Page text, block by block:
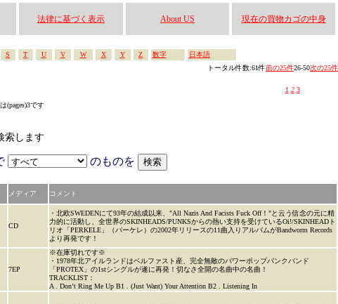
法律に基づく表示 About US 現在の買物カゴの中身
S T U V W X Y Z 数字
日本語
トータル件数:61件前の25件26-50次の25件
1 2 3
(pages)3です
索します
のものを
メディア コメント
CD
・北欧SWEDENにて93年の結成以来、"All Nazis And Facists Fuck Off！"と云う信念の元に精
力的に活動し、全世界のSKINHEADS/PUNKSからの熱い支持を受けているOi!/SKINHEADト
リオ「PERKELE」（パーケレ）の2002年リリースの11曲入りアルバムがBandworm Records
より再発です！
7EP
※在庫切れです※
・1978年北アイルランドはベルファスト産、完全無敵のパワーポップパンクバンド
「PROTEX」の1stシングルが遂に再発！切なさ全開の名曲中の名曲！
TRACKLIST：
A . Don’t Ring Me Up B1 . (Just Want) Your Attention B2 . Listening In